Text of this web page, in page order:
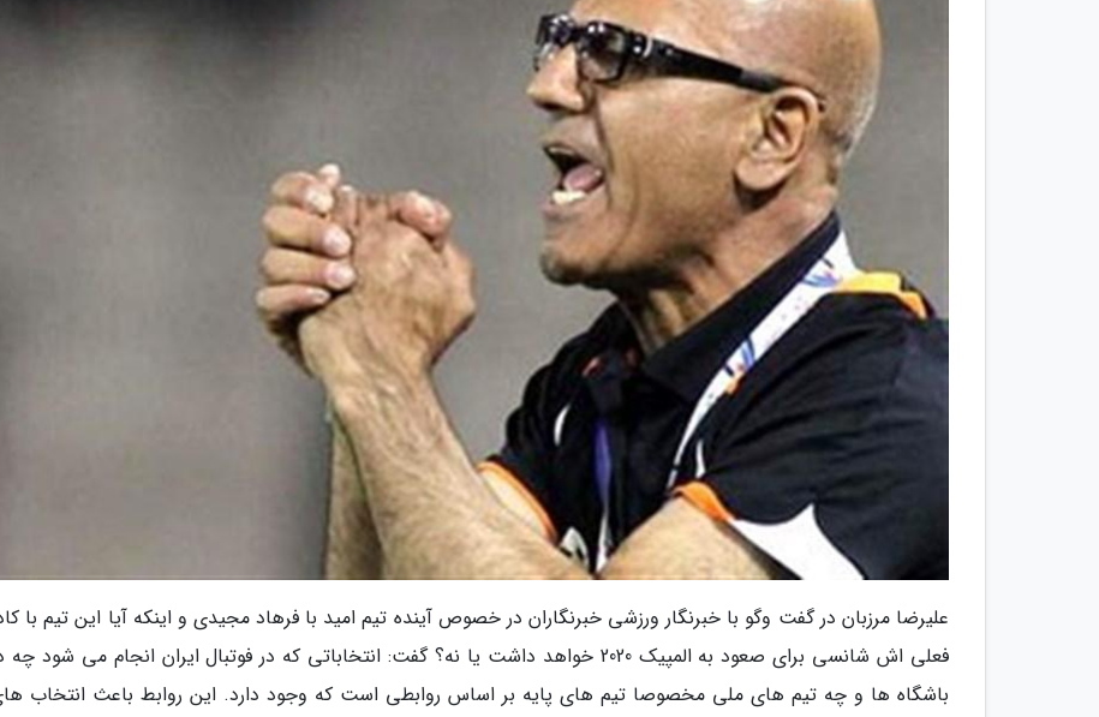
علیرضا مرزبان در گفت وگو با خبرنگار ورزشی خبرنگاران در خصوص آینده تیم امید با فرهاد مجیدی و اینکه آیا این تیم با
فعلی اش شانسی برای صعود به المپیک 2020 خواهد داشت یا نه؟ گفت: انتخاباتی که در فوتبال ایران انجام می شود
باشگاه ها و چه تیم های ملی مخصوصا تیم های پایه بر اساس روابطی است که وجود دارد. این روابط باعث انتخاب